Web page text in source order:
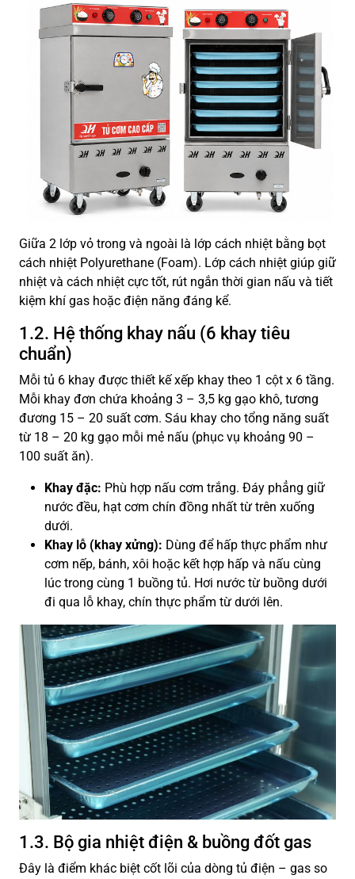
Giữa 2 lớp vỏ trong và ngoài là lớp cách nhiệt bằng bọt
cách nhiệt Polyurethane (Foam). Lớp cách nhiệt giúp giữ
nhiệt và cách nhiệt cực tốt, rút ngắn thời gian nấu và tiết
kiệm khí gas hoặc điện năng đáng kể.
1.2. Hệ thống khay nấu (6 khay tiêu
chuẩn)
Mỗi tủ 6 khay được thiết kế xếp khay theo 1 cột x 6 tầng.
Mỗi khay đơn chứa khoảng 3 – 3,5 kg gạo khô, tương
đương 15 – 20 suất cơm. Sáu khay cho tổng năng suất
từ 18 – 20 kg gạo mỗi mẻ nấu (phục vụ khoảng 90 –
100 suất ăn).
Khay đặc: Phù hợp nấu cơm trắng. Đáy phẳng giữ
nước đều, hạt cơm chín đồng nhất từ trên xuống
dưới.
Khay lỗ (khay xửng): Dùng để hấp thực phẩm như
cơm nếp, bánh, xôi hoặc kết hợp hấp và nấu cùng
lúc trong cùng 1 buồng tủ. Hơi nước từ buồng dưới
đi qua lỗ khay, chín thực phẩm từ dưới lên.
1.3. Bộ gia nhiệt điện & buồng đốt gas
Đây là điểm khác biệt cốt lõi của dòng tủ điện – gas so